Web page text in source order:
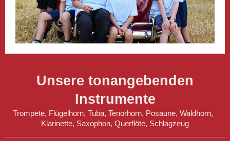
Unsere tonangebenden
Instrumente
Trompete, Flügelhorn, Tuba, Tenorhorn, Posaune, Waldhorn,
Klarinette, Saxophon, Querflöte, Schlagzeug